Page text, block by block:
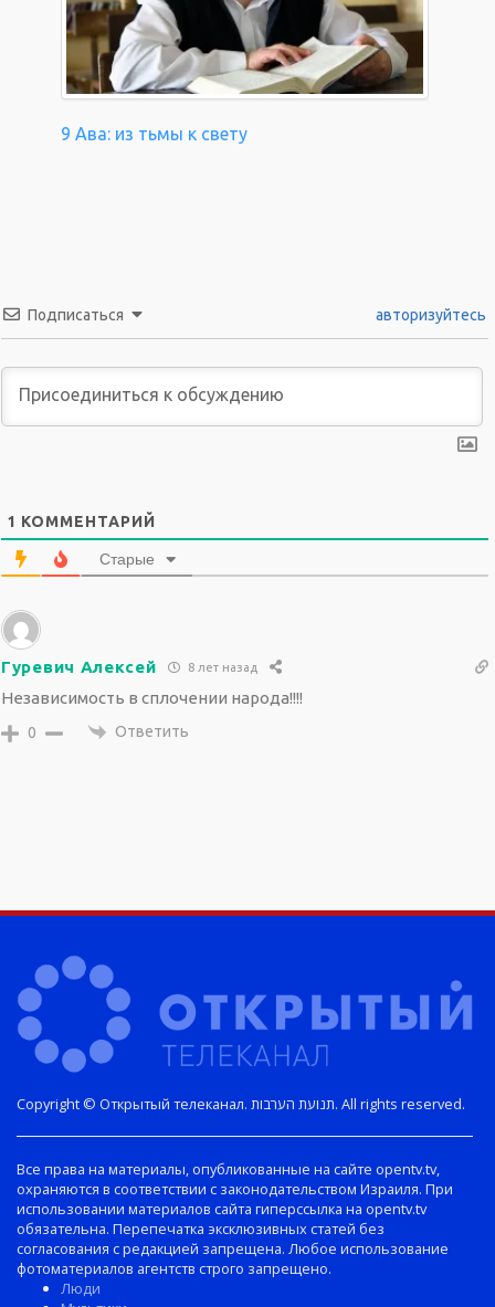
9 Ава: из тьмы к свету
Подписаться авторизуйтесь
1 КОММЕНТАРИЙ
Старые
Гуревич Алексей 8 лет назад
Независимость в сплочении народа!!!!
0 Ответить
Copyright © Открытый телеканал. תנועת הערבות. All rights reserved.
Все права на материалы, опубликованные на сайте opentv.tv,
охраняются в соответствии с законодательством Израиля. При
использовании материалов сайта гиперссылка на opentv.tv
обязательна. Перепечатка эксклюзивных статей без
согласования с редакцией запрещена. Любое использование
фотоматериалов агентств строго запрещено.
Люди